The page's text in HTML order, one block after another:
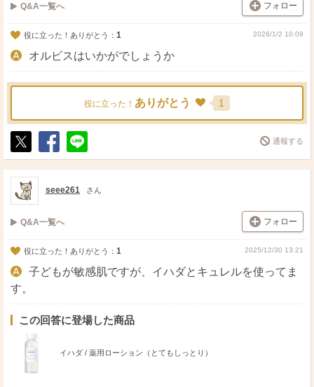
Q&A一覧へ フォロー
役に立った！ありがとう： 1 2026/1/2 10:09
オルビスはいかがでしょうか
役に立った！ ありがとう 1
ポ
ス
ト
シ
ェ
送
る
通報する
seee261 さん
Q&A一覧へ フォロー
役に立った！ありがとう： 1 2025/12/30 13:21
子どもが敏感肌ですが、イハダとキュレルを使ってま
す。
この回答に登場した商品
イハダ / 薬用ローション（とてもしっとり）